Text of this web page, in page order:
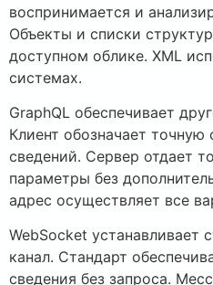
воспринимается и
Объекты и списки
доступном облике. XML
системах.
GraphQL обеспечивает
Клиент обозначает
сведений. Сервер отдает
параметры без
адрес осуществляет все
WebSocket устанавливает
канал. Стандарт
сведения без запроса.